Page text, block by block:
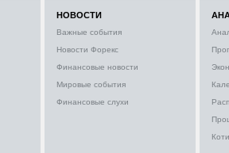
НОВОСТИ
Важные события
Новости Форекс
Финансовые новости
Мировые события
Финансовые слухи